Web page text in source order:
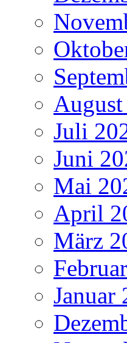
Juli
Juni
Mai
April
März
Januar